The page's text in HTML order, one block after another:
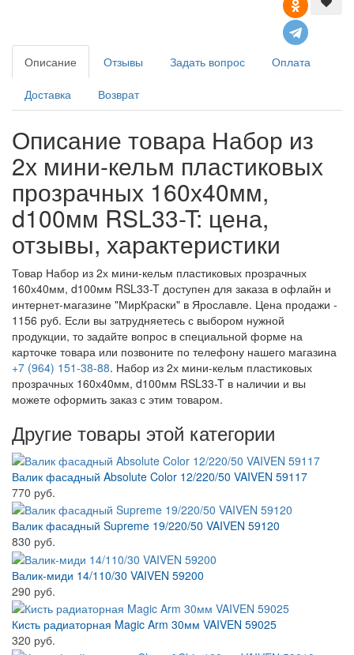
Описание Отзывы Задать вопрос Оплата
Доставка Возврат
Описание товара Набор из
2х мини-кельм пластиковых
прозрачных 160х40мм,
d100мм RSL33-T: цена,
отзывы, характеристики
Товар Набор из 2х мини-кельм пластиковых прозрачных
160х40мм, d100мм RSL33-T доступен для заказа в офлайн и
интернет-магазине "МирКраски" в Ярославле. Цена продажи -
1156 руб. Если вы затрудняетесь с выбором нужной
продукции, то задайте вопрос в специальной форме на
карточке товара или позвоните по телефону нашего магазина
+7 (964) 151-38-88. Набор из 2х мини-кельм пластиковых
прозрачных 160х40мм, d100мм RSL33-T в наличии и вы
можете оформить заказ с этим товаром.
Другие товары этой категории
Валик фасадный Absolute Color 12/220/50 VAIVEN 59117
770 руб.
Валик фасадный Supreme 19/220/50 VAIVEN 59120
830 руб.
Валик-миди 14/110/30 VAIVEN 59200
290 руб.
Кисть радиаторная Magic Arm 30мм VAIVEN 59025
320 руб.